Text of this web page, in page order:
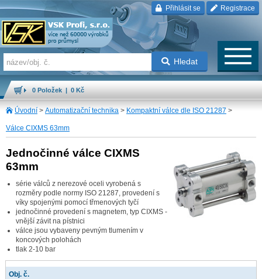
Přihlásit se Registrace
Hledat
0 Položek | 0 Kč
Úvodní > Automatizační technika > Kompaktní válce dle ISO 21287 >
Válce CIXMS 63mm
Jednočinné válce CIXMS
63mm
série válců z nerezové oceli vyrobená s
rozměry podle normy ISO 21287, provedení s
víky spojenými pomocí třmenových tyčí
jednočinné provedení s magnetem, typ CIXMS -
vnější závit na pístnici
válce jsou vybaveny pevným tlumením v
koncových polohách
tlak 2-10 bar
Obj. č.